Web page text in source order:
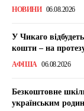
НОВИНИ 06.08.2026
У Чикаго
кошти – на
АФІША 06.08.2026
Безкоштовне
українським